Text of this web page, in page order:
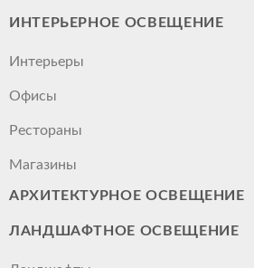
ИНТЕРЬЕРНОЕ ОСВЕЩЕНИЕ
Интерьеры
Офисы
Рестораны
Магазины
АРХИТЕКТУРНОЕ ОСВЕЩЕНИЕ
ЛАНДШАФТНОЕ ОСВЕЩЕНИЕ